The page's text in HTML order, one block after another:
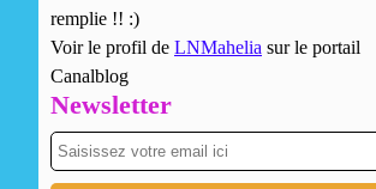
remplie !! :)
Voir le profil de LNMahelia sur le portail
Canalblog
Newsletter